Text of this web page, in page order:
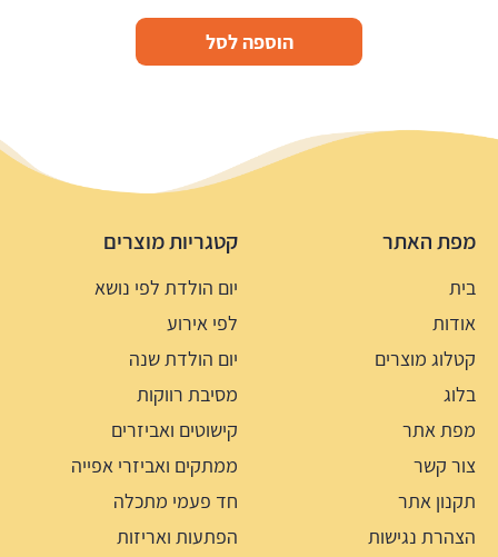
הוספה לסל
מפת האתר
בית
אודות
קטלוג מוצרים
בלוג
מפת אתר
צור קשר
תקנון אתר
הצהרת נגישות
קטגריות מוצרים
יום הולדת לפי נושא
לפי אירוע
יום הולדת שנה
מסיבת רווקות
קישוטים ואביזרים
ממתקים ואביזרי אפייה
חד פעמי מתכלה
הפתעות ואריזות